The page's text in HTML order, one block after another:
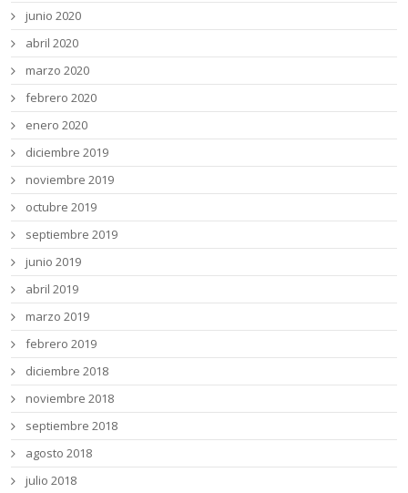
junio 2020
abril 2020
marzo 2020
febrero 2020
enero 2020
diciembre 2019
noviembre 2019
octubre 2019
septiembre 2019
junio 2019
abril 2019
marzo 2019
febrero 2019
diciembre 2018
noviembre 2018
septiembre 2018
agosto 2018
julio 2018